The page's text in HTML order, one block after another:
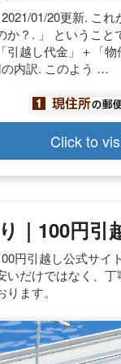
01/20更新. こ
？. 」 というこ
引越し代金」＋「
内訳. このよう …
Click to
｜100円引
円引越し公式サ
いだけではなく、
ます。